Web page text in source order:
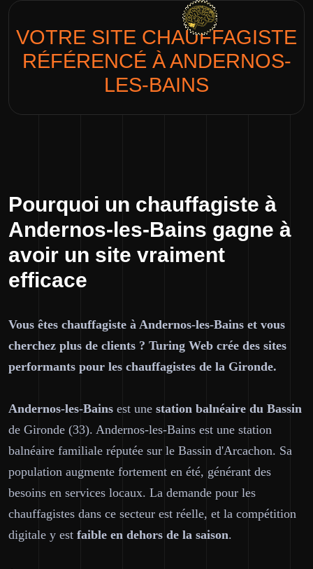
VOTRE SITE CHAUFFAGISTE
RÉFÉRENCÉ À ANDERNOS-
LES-BAINS
Pourquoi un chauffagiste à
Andernos-les-Bains gagne à
avoir un site vraiment
efficace
Vous êtes chauffagiste à Andernos-les-Bains et vous
cherchez plus de clients ? Turing Web crée des sites
performants pour les chauffagistes de la Gironde.
Andernos-les-Bains est une station balnéaire du Bassin
de Gironde (33). Andernos-les-Bains est une station
balnéaire familiale réputée sur le Bassin d'Arcachon. Sa
population augmente fortement en été, générant des
besoins en services locaux. La demande pour les
chauffagistes dans ce secteur est réelle, et la compétition
digitale y est faible en dehors de la saison.